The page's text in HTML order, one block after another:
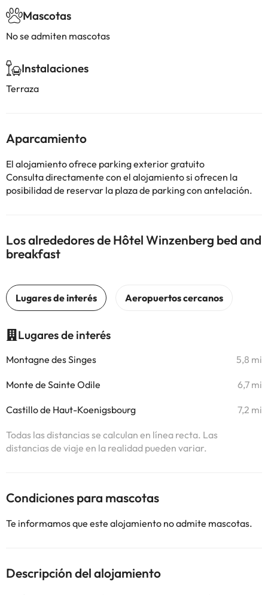
Mascotas
No se admiten mascotas
Instalaciones
Terraza
Aparcamiento
El alojamiento ofrece parking exterior gratuito
Consulta directamente con el alojamiento si ofrecen la
posibilidad de reservar la plaza de parking con antelación.
Los alrededores de Hôtel Winzenberg bed and
breakfast
Lugares de interés
Montagne des Singes 5,8 mi
Monte de Sainte Odile 6,7 mi
Castillo de Haut-Koenigsbourg 7,2 mi
Todas las distancias se calculan en línea recta. Las
distancias de viaje en la realidad pueden variar.
Condiciones para mascotas
Te informamos que este alojamiento no admite mascotas.
Descripción del alojamiento